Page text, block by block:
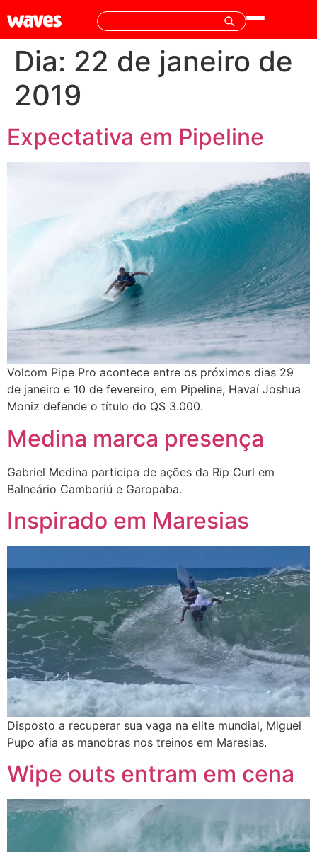
Dia: 22 de janeiro de
2019
Expectativa em Pipeline
Volcom Pipe Pro acontece entre os próximos dias 29
de janeiro e 10 de fevereiro, em Pipeline, Havaí Joshua
Moniz defende o título do QS 3.000.
Medina marca presença
Gabriel Medina participa de ações da Rip Curl em
Balneário Camboriú e Garopaba.
Inspirado em Maresias
Disposto a recuperar sua vaga na elite mundial, Miguel
Pupo afia as manobras nos treinos em Maresias.
Wipe outs entram em cena